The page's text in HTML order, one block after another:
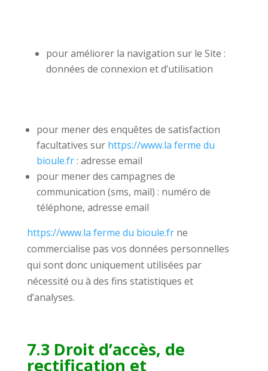
pour améliorer la navigation sur le Site :
données de connexion et d’utilisation
pour mener des enquêtes de satisfaction
facultatives sur https://www.la ferme du
bioule.fr: adresse email
pour mener des campagnes de
communication (sms, mail) : numéro de
téléphone, adresse email
https://www.la ferme du bioule.frne
commercialise pas vos données personnelles
qui sont donc uniquement utilisées par
nécessité ou à des fins statistiques et
d’analyses.
7.3 Droit d’accès, de
rectification et